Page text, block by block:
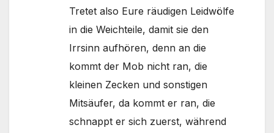
Tretet also Eure räudigen Leidwölfe
in die Weichteile, damit sie den
Irrsinn aufhören, denn an die
kommt der Mob nicht ran, die
kleinen Zecken und sonstigen
Mitsäufer, da kommt er ran, die
schnappt er sich zuerst, während